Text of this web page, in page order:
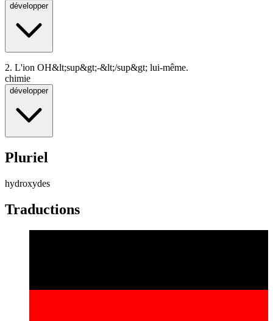
développer
2. L'ion OH&lt;sup&gt;-&lt;/sup&gt; lui-même.
chimie
développer
Pluriel
hydroxydes
Traductions